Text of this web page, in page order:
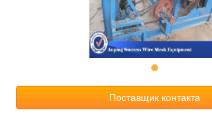
Поставщик контакта